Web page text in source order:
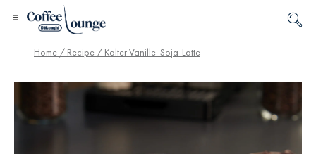
Home / Recipe / Kalter Vanille-Soja-Latte